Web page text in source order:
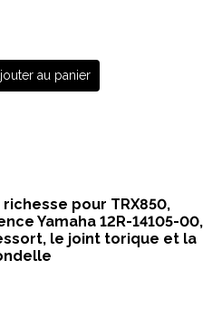
au panier
pour TRX850,
Yamaha 12R-14105-00,
le joint torique et la